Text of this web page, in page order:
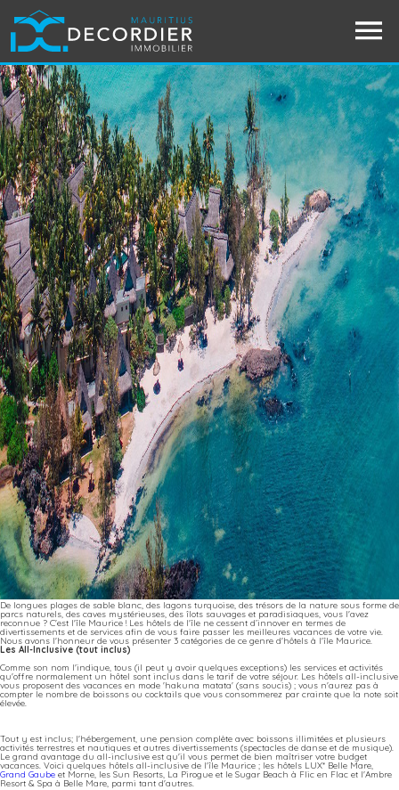
De longues plages de sable blanc, des lagons turquoise, des trésors de la nature sous forme de
parcs naturels, des caves mystérieuses, des îlots sauvages et paradisiaques, vous l'avez
reconnue ? C'est l'île Maurice ! Les hôtels de l'île ne cessent d’innover en termes de
divertissements et de services afin de vous faire passer les meilleures vacances de votre vie.
Nous avons l'honneur de vous présenter 3 catégories de ce genre d'hôtels à l'île Maurice.
Les All-Inclusive (tout inclus)
Comme son nom l'indique, tous (il peut y avoir quelques exceptions) les services et activités
qu'offre normalement un hôtel sont inclus dans le tarif de votre séjour. Les hôtels all-inclusive
vous proposent des vacances en mode 'hakuna matata' (sans soucis) ; vous n'aurez pas à
compter le nombre de boissons ou cocktails que vous consommerez par crainte que la note soit
élevée.
Tout y est inclus; l'hébergement, une pension complète avec boissons illimitées et plusieurs
activités terrestres et nautiques et autres divertissements (spectacles de danse et de musique).
Le grand avantage du all-inclusive est qu'il vous permet de bien maîtriser votre budget
vacances. Voici quelques hôtels all-inclusive de l'île Maurice ; les hôtels LUX* Belle Mare,
Grand Gaube et Morne, les Sun Resorts, La Pirogue et le Sugar Beach à Flic en Flac et l'Ambre
Resort & Spa à Belle Mare, parmi tant d'autres.